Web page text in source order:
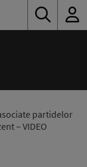
partidelor
– VIDEO